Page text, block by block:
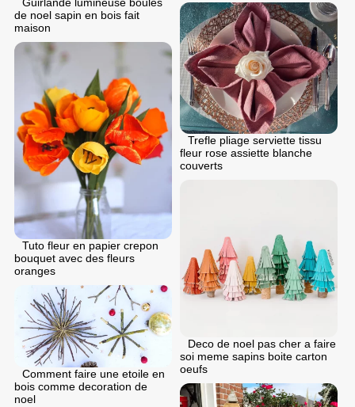
Guirlande lumineuse boules
de noel sapin en bois fait
maison
Trefle pliage serviette tissu
fleur rose assiette blanche
couverts
Tuto fleur en papier crepon
bouquet avec des fleurs
oranges
Deco de noel pas cher a faire
soi meme sapins boite carton
oeufs
Comment faire une etoile en
bois comme decoration de
noel